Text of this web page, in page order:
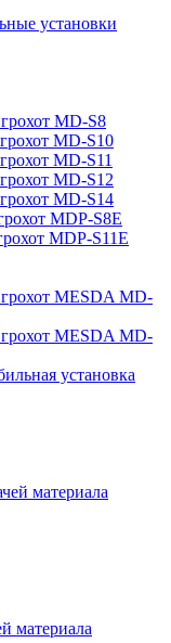
установки
MD-S8
MD-S10
MD-S11
MD-S12
MD-S14
MDP-S8E
MDP-S11E
MESDA MD-
MESDA MD-
установка
материала
материала